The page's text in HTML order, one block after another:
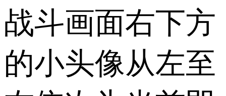
战斗画面右下方
的小头像从左至